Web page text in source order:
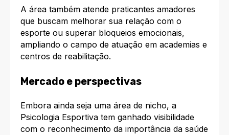
A área também atende praticantes amadores
que buscam melhorar sua relação com o
esporte ou superar bloqueios emocionais,
ampliando o campo de atuação em academias e
centros de reabilitação.​
Mercado e perspectivas
Embora ainda seja uma área de nicho, a
Psicologia Esportiva tem ganhado visibilidade
com o reconhecimento da importância da saúde